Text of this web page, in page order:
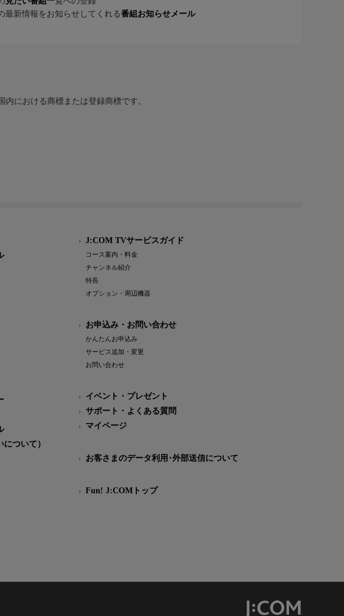
最新情報をお知らせしてくれる番組お知らせメール
における商標または登録商標です。
について）
J:COM TVサービスガイド
コース案内・料金
チャンネル紹介
特長
オプション・周辺機器
お申込み・お問い合わせ
かんたんお申込み
サービス追加・変更
お問い合わせ
イベント・プレゼント
サポート・よくある質問
マイページ
お客さまのデータ利用･外部送信について
Fun! J:COMトップ